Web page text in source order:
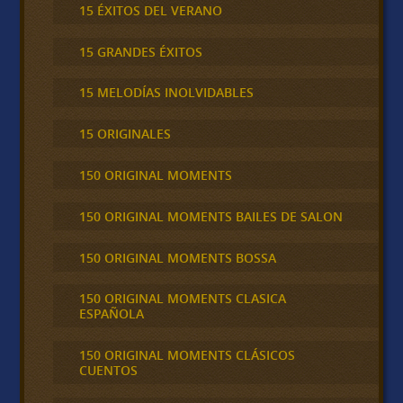
15 ÉXITOS DEL VERANO
15 GRANDES ÉXITOS
15 MELODÍAS INOLVIDABLES
15 ORIGINALES
150 ORIGINAL MOMENTS
150 ORIGINAL MOMENTS BAILES DE SALON
150 ORIGINAL MOMENTS BOSSA
150 ORIGINAL MOMENTS CLASICA
ESPAÑOLA
150 ORIGINAL MOMENTS CLÁSICOS
CUENTOS